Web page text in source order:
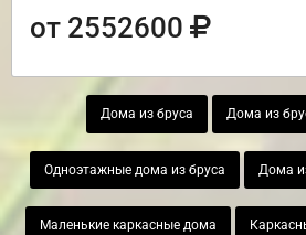
от 2552600
Дома из бруса Дома из
Одноэтажные дома из бруса Дома
Маленькие каркасные дома